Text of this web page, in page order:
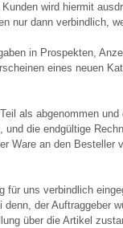
wird hiermit
nur dann verbindlich,
in Prospekten,
eines neuen
als abgenommen
die endgültige
Ware an den
für uns verbindlich
der
über die Artikel